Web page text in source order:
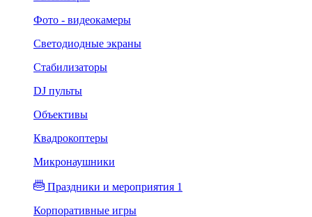
Фото - видеокамеры
Светодиодные экраны
Стабилизаторы
DJ пульты
Объективы
Квадрокоптеры
Микронаушники
Праздники и мероприятия 1
Корпоративные игры